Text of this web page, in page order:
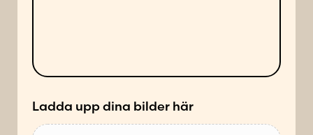
t
*
d
e
Ladda upp dina bilder här